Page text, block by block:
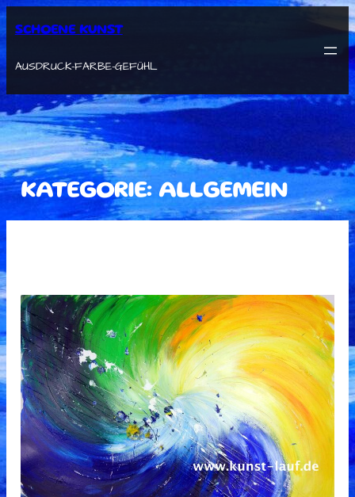
ZUM
INHALT
SCHOENE KUNST
AUSDRUCK-FARBE-GEFÜHL
KATEGORIE: ALLGEMEIN